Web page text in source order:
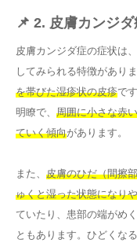
📌 2. 皮膚カンジ
皮膚カンジダ症の症状は
してみられる特徴があり
を帯びた湿疹状の皮疹で
明瞭で、 周囲に小さな赤
ていく傾向があります。
また、 皮膚のひだ（間擦
ゅくと湿った状態になり
ていたり、患部の端がめ
ともあります。ひどくな